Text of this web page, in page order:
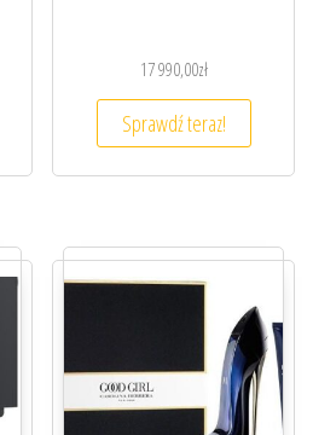
17 990,00zł
Sprawdź teraz!